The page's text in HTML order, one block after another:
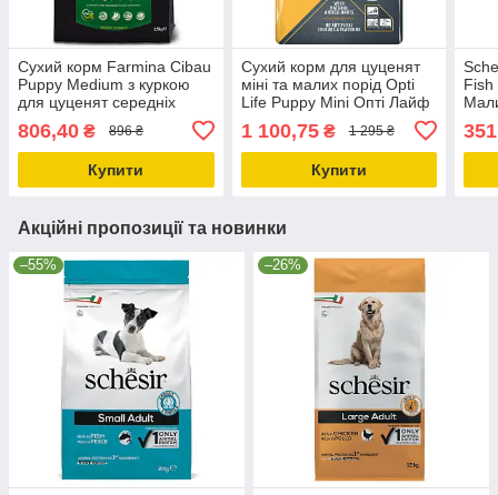
Сухий корм Farmina Cibau
Puppy Medium з куркою
для цуценят середніх
806,40 ₴ 896 ₴
Купити
Сухий корм для цуценят
міні та малих порід Opti
Life Puppy Mini Опті Лайф
Паппі Міні з куркою 2.5кг
(311561)
1 100,75₴ 1 295 ₴
Купити
Fish
для
Акційні пропозиції та новинки
–55% –26%